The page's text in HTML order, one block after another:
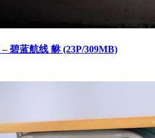
– 碧蓝航线 貅 (23P/309MB)